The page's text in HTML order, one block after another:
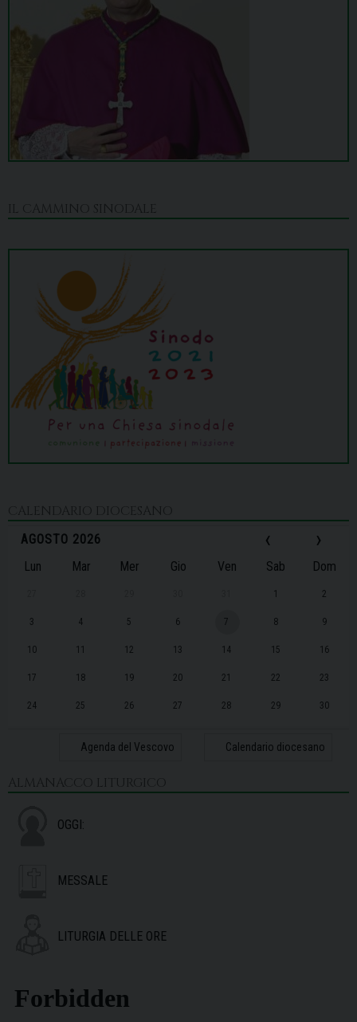
IL CAMMINO SINODALE
CALENDARIO DIOCESANO
‹
AGOSTO 2026 ›
Lun Mar Mer Gio Ven Sab Dom
1 2
3 4 5 6 7 8 9
10 11 12 13 14 15 16
17 18 19 20 21 22 23
24 25 26 27 28 29 30
Agenda del Vescovo Calendario diocesano
ALMANACCO LITURGICO
OGGI:
MESSALE
LITURGIA DELLE ORE